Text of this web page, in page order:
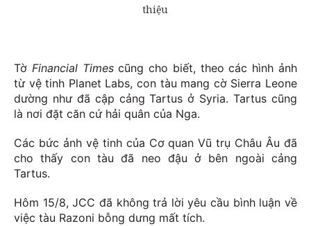
Tờ Financial Timescũng cho biết, theo các hình ảnh
từ vệ tinh Planet Labs, con tàu mang cờ Sierra Leone
dường như đã cập cảng Tartus ở Syria. Tartus cũng
là nơi đặt căn cứ hải quân của Nga.
Các bức ảnh vệ tinh của Cơ quan Vũ trụ Châu Âu đã
cho thấy con tàu đã neo đậu ở bên ngoài cảng
Tartus.
Hôm 15/8,JCC đã không trả lời yêu cầu bình luận về
việc tàu Razoni bỗng dưng mất tích.